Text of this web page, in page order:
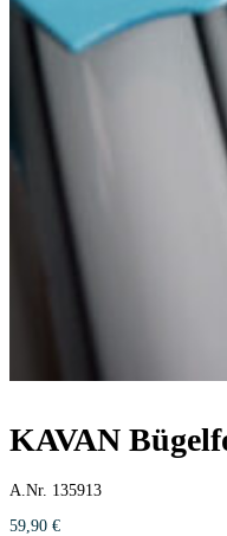
KAVAN
A.Nr. 135913
59,90 €